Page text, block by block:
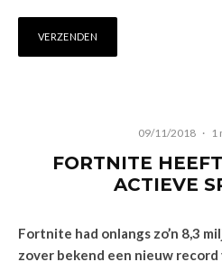
09/11/2018 · 1
FORTNITE
ACTIEVE
Fortnite had onlangs zo’n 8,3
zover bekend een nieuw record